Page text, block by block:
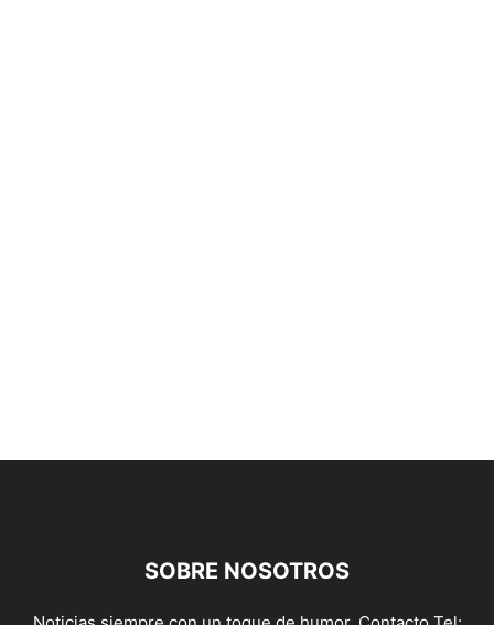
SOBRE NOSOTROS